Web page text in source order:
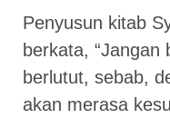
Penyusun kitab
berkata,
berlutut, sebab,
akan merasa